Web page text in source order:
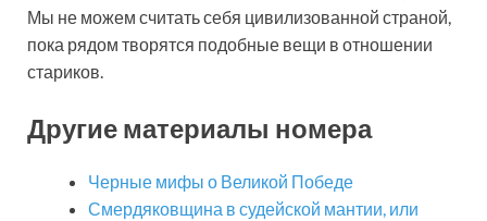
Мы не можем считать себя цивилизованной страной,
пока рядом творятся подобные вещи в отношении
стариков.
Другие материалы номера
Черные мифы о Великой Победе
Смердяковщина в судейской мантии, или